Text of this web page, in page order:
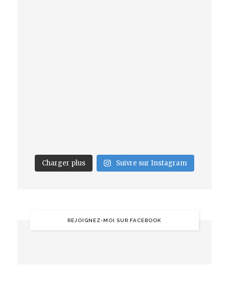
Charger plus Suivre sur Instagram
REJOIGNEZ-MOI SUR FACEBOOK